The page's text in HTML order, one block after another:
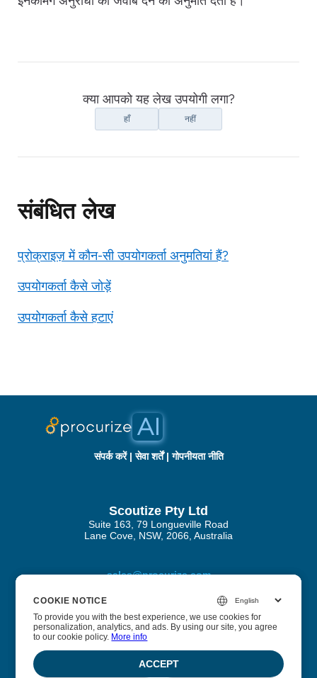
क्या आपको यह लेख उपयोगी लगा?
हाँ नहीं
संबंधित लेख
प्रोक्राइज़ में कौन-सी उपयोगकर्ता अनुमतियां हैं?
उपयोगकर्ता कैसे जोड़ें
उपयोगकर्ता कैसे हटाएं
संपर्क करें|सेवा शर्तें|गोपनीयता नीति
Scoutize Pty Ltd
Suite 163, 79 Longueville Road
Lane Cove, NSW, 2066, Australia
sales@procurize.com
प्रोक्यूराइज़ एआई के बारे में
COOKIE NOTICE
To provide you with the best experience, we use cookies for
personalization, analytics, and ads. By using our site, you agree
to our cookie policy. More info
ACCEPT
COOKIE NOTICE
To provide you with the best experience, we use cookies for
personalization, analytics, and ads. By using our site, you agree
to our cookie policy. More info
ACCEPT